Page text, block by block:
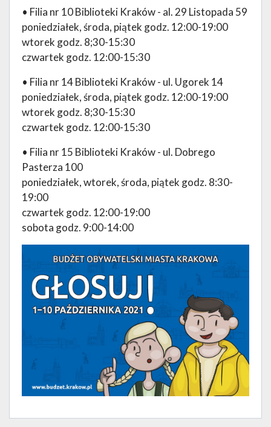
• Filia nr 10 Biblioteki Kraków - al. 29 Listopada 59
poniedziałek, środa, piątek godz. 12:00-19:00
wtorek godz. 8;30-15:30
czwartek godz. 12:00-15:30
• Filia nr 14 Biblioteki Kraków - ul. Ugorek 14
poniedziałek, środa, piątek godz. 12:00-19:00
wtorek godz. 8;30-15:30
czwartek godz. 12:00-15:30
• Filia nr 15 Biblioteki Kraków - ul. Dobrego
Pasterza 100
poniedziałek, wtorek, środa, piątek godz. 8:30-
19:00
czwartek godz. 12:00-19:00
sobota godz. 9:00-14:00